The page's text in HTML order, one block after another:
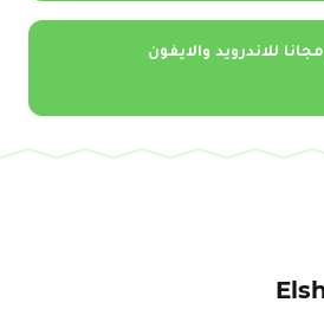
للاندرويد والايفون